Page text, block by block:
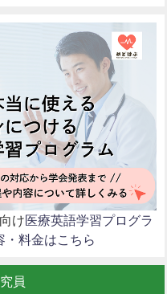
け医療英語学習プログラ
・料金はこちら
員